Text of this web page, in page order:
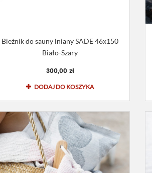
Bieżnik do sauny lniany SADE 46x150
Biało-Szary
300,00 zł
DODAJ DO KOSZYKA